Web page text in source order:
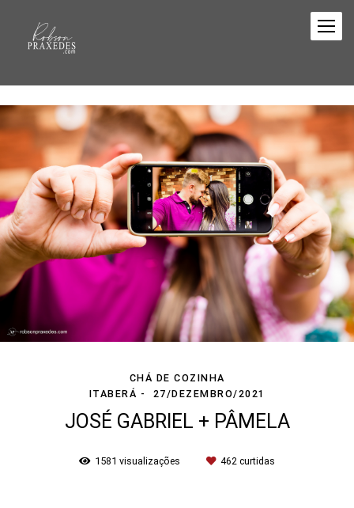
CHÁ DE COZINHA
ITABERÁ
27/DEZEMBRO/2021
JOSÉ GABRIEL + PÂMELA
1581 visualizações 462 curtidas